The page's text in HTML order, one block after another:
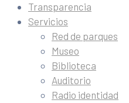
Transparencia
Servicios
Red de parques
Museo
Biblioteca
Auditorio
Radio identidad